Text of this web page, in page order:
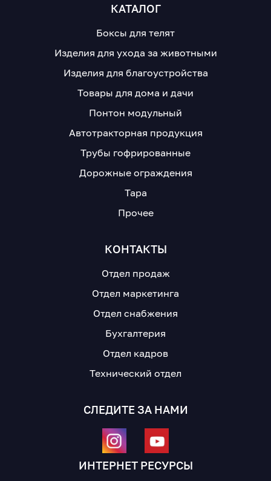
КАТАЛОГ
Боксы для телят
Изделия для ухода за животными
Изделия для благоустройства
Товары для дома и дачи
Понтон модульный
Автотракторная продукция
Трубы гофрированные
Дорожные ограждения
Тара
Прочее
КОНТАКТЫ
Отдел продаж
Отдел маркетинга
Отдел снабжения
Бухгалтерия
Отдел кадров
Технический отдел
СЛЕДИТЕ ЗА НАМИ
ИНТЕРНЕТ РЕСУРСЫ